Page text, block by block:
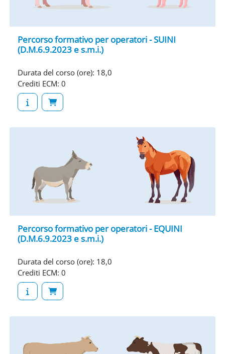
Percorso formativo per operatori - SUINI
(D.M.6.9.2023 e s.m.i.)
Durata del corso (ore): 18,0
Crediti ECM: 0
Percorso formativo per operatori - EQUINI
(D.M.6.9.2023 e s.m.i.)
Durata del corso (ore): 18,0
Crediti ECM: 0